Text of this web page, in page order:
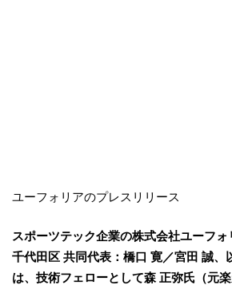
ユーフォリアのプレスリリース
スポーツテック企業の株式会社ユーフ
千代田区 共同代表：橋口 寛／宮田 誠、
は、技術フェローとして森 正弥氏（元